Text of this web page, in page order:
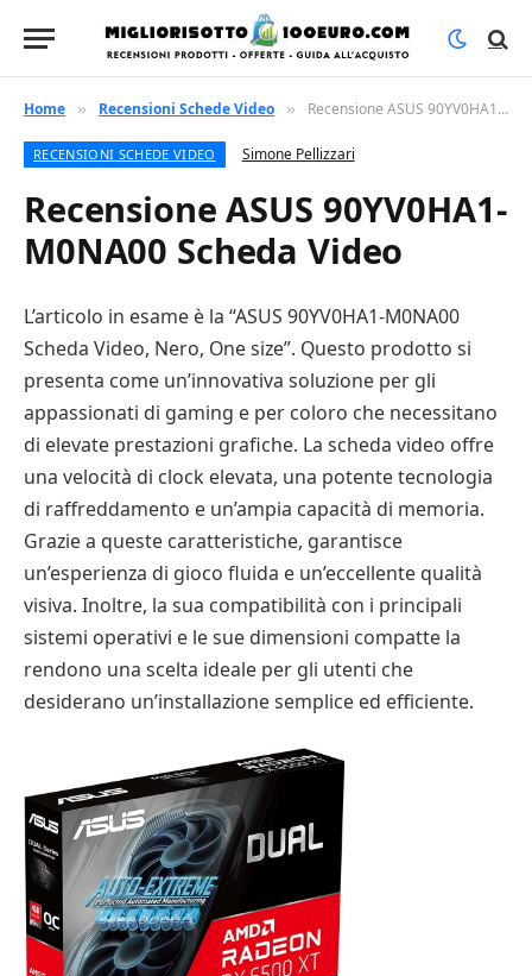
Home » Recensioni Schede Video » Recensione ASUS 90YV0HA1-M0NA00 Scheda Video
RECENSIONI SCHEDE VIDEO Simone Pellizzari
Recensione ASUS 90YV0HA1-
M0NA00 Scheda Video
L’articolo in esame è la “ASUS 90YV0HA1-M0NA00
Scheda Video, Nero, One size”. Questo prodotto si
presenta come un’innovativa soluzione per gli
appassionati di gaming e per coloro che necessitano
di elevate prestazioni grafiche. La scheda video offre
una velocità di clock elevata, una potente tecnologia
di raffreddamento e un’ampia capacità di memoria.
Grazie a queste caratteristiche, garantisce
un’esperienza di gioco fluida e un’eccellente qualità
visiva. Inoltre, la sua compatibilità con i principali
sistemi operativi e le sue dimensioni compatte la
rendono una scelta ideale per gli utenti che
desiderano un’installazione semplice ed efficiente.